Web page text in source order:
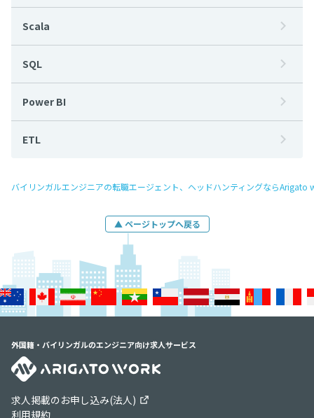
Scala
SQL
Power BI
ETL
バイリンガルエンジニアの転職エージェント、ヘッドハンティングならArigato
▲ ページトップへ戻る
外国籍・バイリンガルのエンジニア向け求人サービス
求人掲載のお申し込み(法人)
利用規約